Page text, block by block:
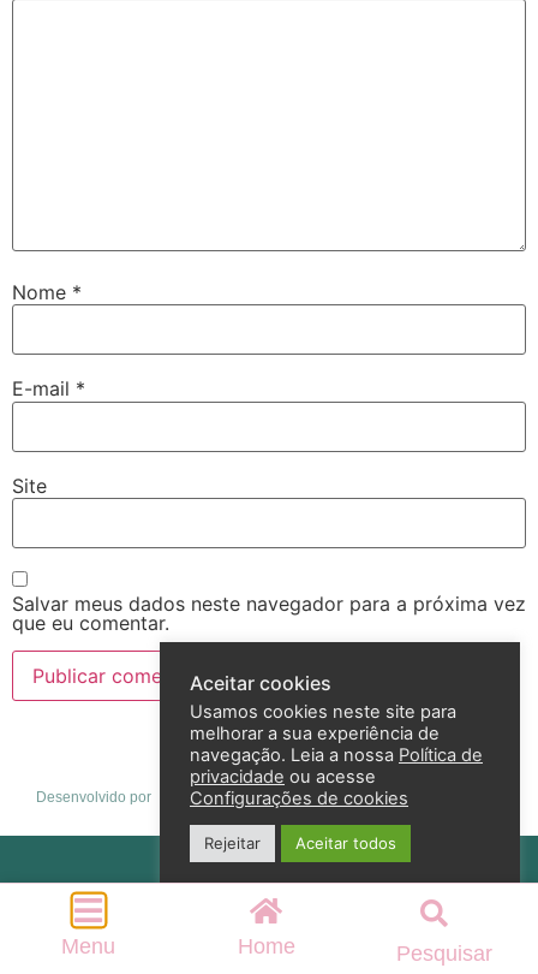
Nome *
E-mail *
Site
Salvar meus dados neste navegador para a próxima vez
que eu comentar.
Desenvolvido por
Política de privacidade
2026 – Andreza Goulart – Todos os direitos reservados
Aceitar cookies
Usamos cookies neste site para
melhorar a sua experiência de
navegação. Leia a nossa Política de
privacidade ou acesse
Configurações de cookies
Rejeitar Aceitar todos
Menu Home Pesquisar